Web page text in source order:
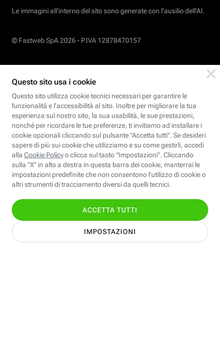
Le immagini all’interno del sito sono generate con l'ausilio dell'AI.
© Fastweb SpA 2026 - P.IVA 12878470157